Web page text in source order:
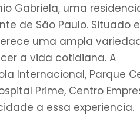
Gabriela, uma
de São Paulo. Situado
uma ampla
a vida cotidiana. A
Internacional, Parque
Prime, Centro
a essa experiencia.